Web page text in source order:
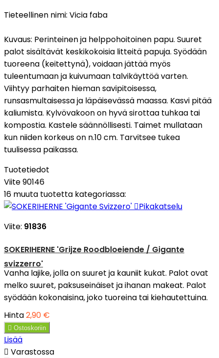
Tieteellinen nimi: Vicia faba
Kuvaus: Perinteinen ja helppohoitoinen papu. Suuret
palot sisältävät keskikokoisia litteitä papuja. Syödään
tuoreena (keitettynä), voidaan jättää myös
tuleentumaan ja kuivumaan talvikäyttöä varten.
Viihtyy parhaiten hieman savipitoisessa,
runsasmultaisessa ja läpäisevässä maassa. Kasvi pitää
kaliumista. Kylvövakoon on hyvä sirottaa tuhkaa tai
kompostia. Kastele säännöllisesti. Taimet mullataan
kun niiden korkeus on n.10 cm. Tarvitsee tukea
tuulisessa paikassa.
Tuotetiedot
Viite90146
16 muuta tuotetta kategoriassa:
Pikakatselu
Viite: 91836
SOKERIHERNE 'Grijze Roodbloeiende / Gigante
svizzerro'
Vanha lajike, jolla on suuret ja kauniit kukat. Palot ovat
melko suuret, paksuseinäiset ja ihanan makeat. Palot
syödään kokonaisina, joko tuoreina tai kiehautettuina.
Hinta2,90 €
 Ostoskoriin
Lisää
 Varastossa